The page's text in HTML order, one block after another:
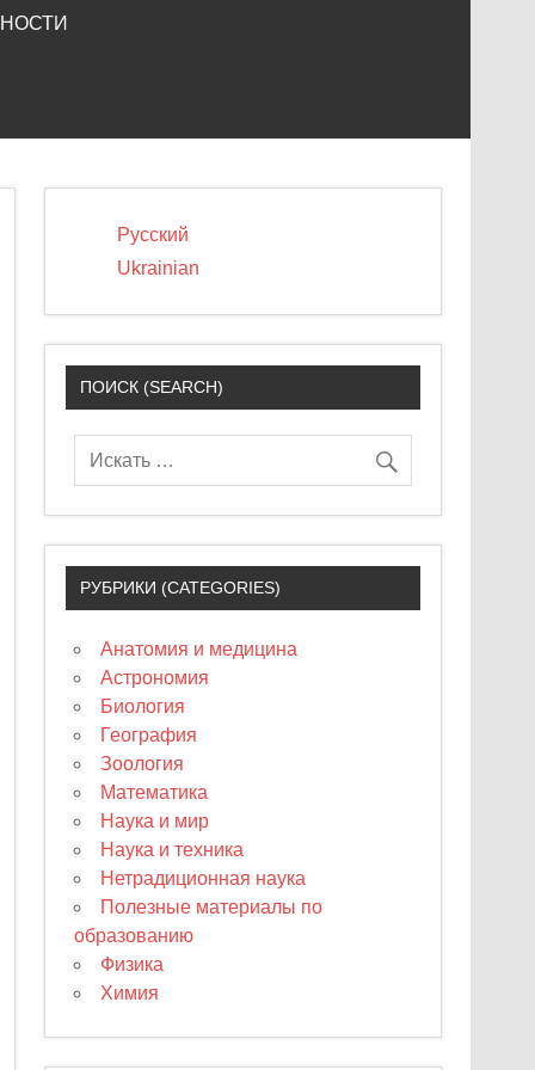
Русский
Ukrainian
ПОИСК (SEARCH)
РУБРИКИ (CATEGORIES)
Анатомия и медицина
Астрономия
Биология
География
Зоология
Математика
Наука и мир
Наука и техника
Нетрадиционная наука
Полезные материалы по
образованию
Физика
Химия